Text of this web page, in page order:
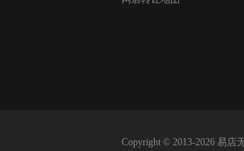
Copyright © 2013-2026 易店